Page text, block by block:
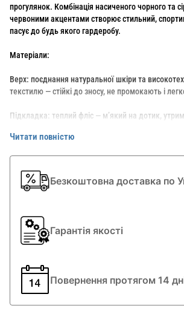
прогулянок. Комбінація насиченого чорного та
червоними акцентами створює стильний,
пасує до будь якого гардеробу.
Матеріали:
Верх: поєднання натуральної шкіри та
текстилю — стійкі до зносу, не промокають і
Підкладка: теплий фліс — м’який на дотик,
Підошва: гнучка, протиковзка, з глибоким
зчеплення з поверхнею.
Мембрана Elefanten-Tex захищає від вологи,
Посилений носок і п’ята для додаткового захисту.
Легка, амортизуюча підошва з оптимальною
Світловідбиваючі елементи
Читати повністю
Безкоштовна доставка по
Гарантія якості
Повернення протягом 14